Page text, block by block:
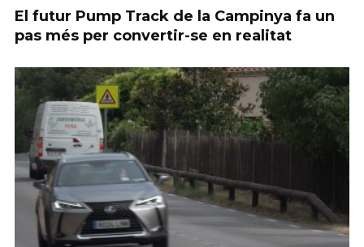
El futur Pump Track de la Campinya fa un
pas més per convertir-se en realitat